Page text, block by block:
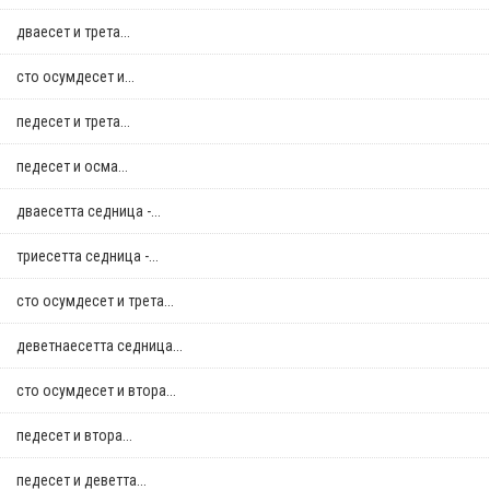
дваесет и трета...
сто осумдесет и...
педесет и трета...
педесет и осма...
дваесетта седница -...
триесетта седница -...
сто осумдесет и трета...
деветнаесетта седница...
сто осумдесет и втора...
педесет и втора...
педесет и деветта...